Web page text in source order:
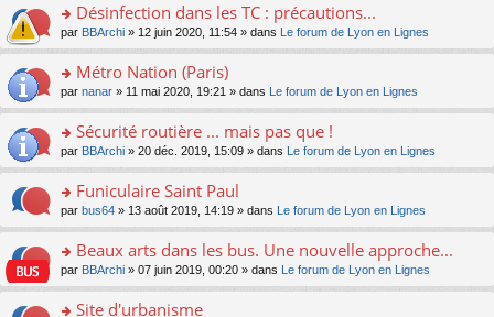
e
nt
u
s
ré
e
nt
lu
le
pl
u
s
e
nt
g
e
n
o
lu
pl
u
s
c
e
nt
e
s
a
g
e
n
n
lu
le
pl
u
c
e
nt
ult
er
le
m
e
a
g
e
n
n
le
pl
u
o
n
ult
er
le
m
e
a
g
e
n
n
le
Désinfection dans les TC : précautions...
par BBArchi » 12 juin 2020, 11:54 » dans Le forum de Lyon en Lignes
o
n
ult
er
le
m
e
a
g
e
n
Métro Nation (Paris)
par nanar » 11 mai 2020, 19:21 » dans Le forum de Lyon en Lignes
o
n
ult
er
le
m
e
Sécurité routière ... mais pas que !
par BBArchi » 20 déc. 2019, 15:09 » dans Le forum de Lyon en Lignes
o
n
ult
er
le
m
Funiculaire Saint Paul
par bus64 » 13 août 2019, 14:19 » dans Le forum de Lyon en Lignes
o
n
Beaux arts dans les bus. Une nouvelle approche...
par BBArchi » 07 juin 2019, 00:20 » dans Le forum de Lyon en Lignes
Site d'urbanisme